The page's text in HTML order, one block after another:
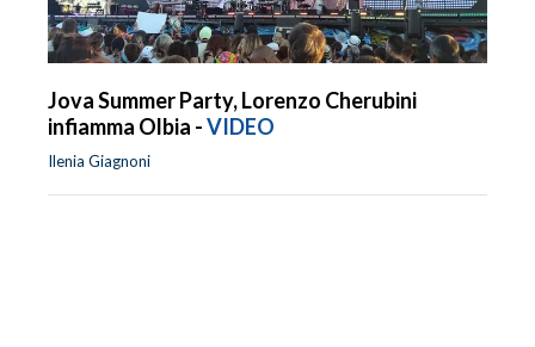
Jova Summer Party, Lorenzo Cherubini
infiamma Olbia -VIDEO
Ilenia Giagnoni